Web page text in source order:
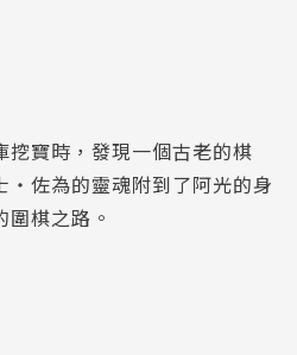
挖寶時，發現一個古老的棋
‧佐為的靈魂附到了阿光的身
棋之路。